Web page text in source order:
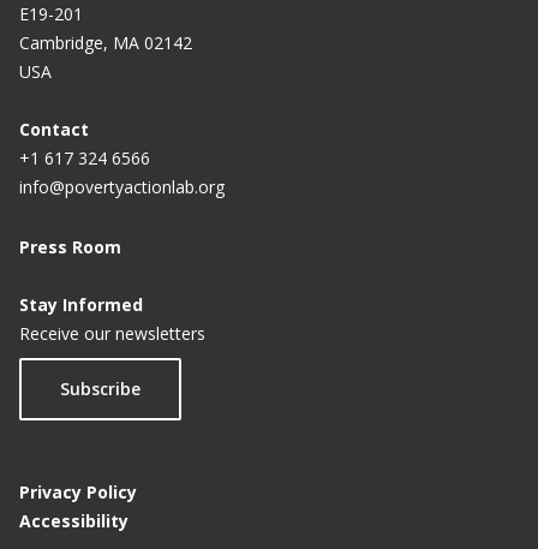
E19-201
Cambridge, MA 02142
USA
Contact
+1 617 324 6566
info@povertyactionlab.org
Press Room
Stay Informed
Receive our newsletters
Subscribe
Privacy Policy
Accessibility